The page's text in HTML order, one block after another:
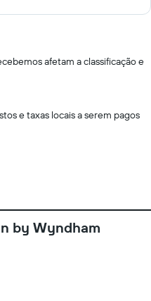
afetam a classificação e
e taxas locais a serem pagos
by Wyndham